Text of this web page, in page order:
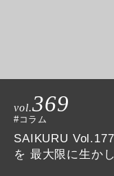
vol.369
#コラム
SAIKURU
を 最大限に生か